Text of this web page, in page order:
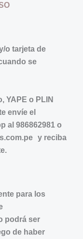
o tarjeta de
se
YAPE o PLIN
envíe el
al 986862981 o
y reciba
para los
podrá ser
de haber